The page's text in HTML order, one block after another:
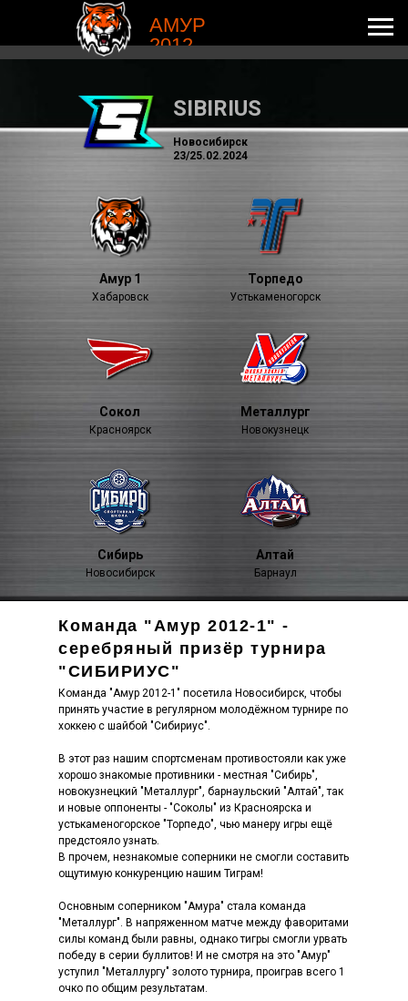
АМУР
2012
SIBIRIUS
Новосибирск
23/25.02.2024
Амур 1 Торпедо
Сокол
Устькаменогорск
Хабаровск
Красноярск
Металлург
Сибирь Алтай
Новосибирск
Новокузнецк
Барнаул
Команда "Амур 2012-1" -
серебряный призёр турнира
"СИБИРИУС"
Команда "Амур 2012-1" посетила Новосибирск, чтобы
принять участие в регулярном молодёжном турнире по
хоккею с шайбой "Сибириус".
В этот раз нашим спортсменам противостояли как уже
хорошо знакомые противники - местная "Сибирь",
новокузнецкий "Металлург", барнаульский "Алтай", так
и новые оппоненты - "Соколы" из Красноярска и
устькаменогорское "Торпедо", чью манеру игры ещё
предстояло узнать.
В прочем, незнакомые соперники не смогли составить
ощутимую конкуренцию нашим Тиграм!
Основным соперником "Амура" стала команда
"Металлург". В напряженном матче между фаворитами
силы команд были равны, однако тигры смогли урвать
победу в серии буллитов! И не смотря на это "Амур"
уступил "Металлургу" золото турнира, проиграв всего 1
очко по общим результатам.